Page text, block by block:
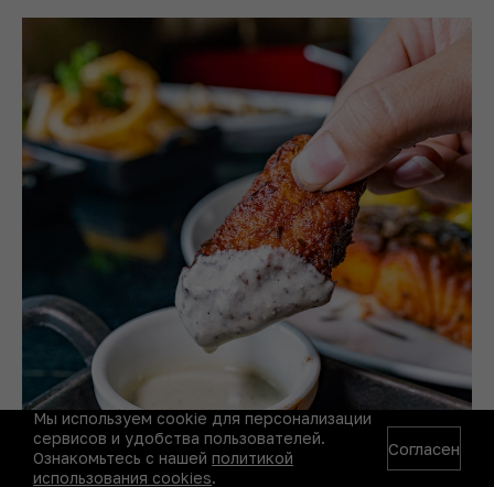
Мы используем cookie для персонализации
сервисов и удобства пользователей.
Ознакомьтесь с нашей политикой
использования cookies.
Согласен